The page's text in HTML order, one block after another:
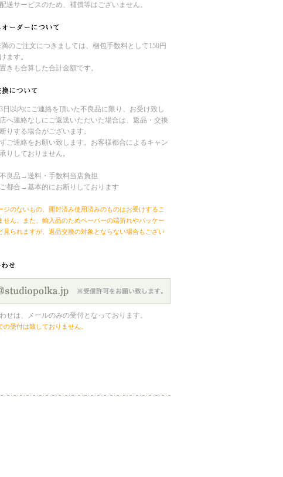
送サービスのため、補償等はございません。
満のご注文につきましては、梱包手数料として150円
ます。
きも合算した合計金額です。
日以内にご連絡を頂いた不良品に限り、お受け致し
へ連絡なしにご返送いただいた場合は、返品・交換
りする場合がございます。
ご連絡をお願い致します。お客様都合によるキャン
りしておりません。
不良品→送料・手数料当店負担
ご都合→基本的にお断りしております
ジのないもの、開封済み使用済みのものはお受けするこ
せん。また、輸入品のためペーパーの端折れやパッケー
見られますが、返品交換の対象とならない場合もござい
せは、メールのみの受付となっております。
受付は致しておりません。